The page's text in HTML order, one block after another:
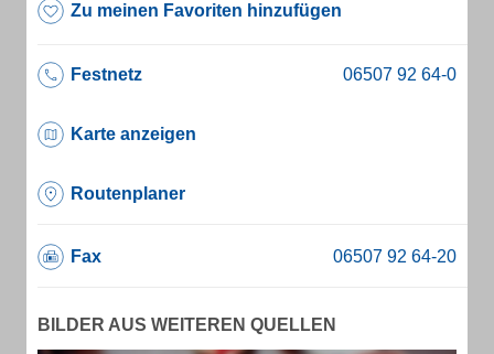
Zu meinen Favoriten hinzufügen
Festnetz
Karte anzeigen
Routenplaner
Fax
BILDER AUS WEITEREN QUELLEN